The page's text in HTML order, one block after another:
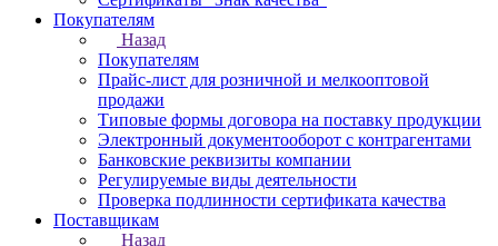
Покупателям
Назад
Покупателям
Прайс-лист для розничной и мелкооптовой
продажи
Типовые формы договора на поставку продукции
Электронный документооборот с контрагентами
Банковские реквизиты компании
Регулируемые виды деятельности
Проверка подлинности сертификата качества
Поставщикам
Назад